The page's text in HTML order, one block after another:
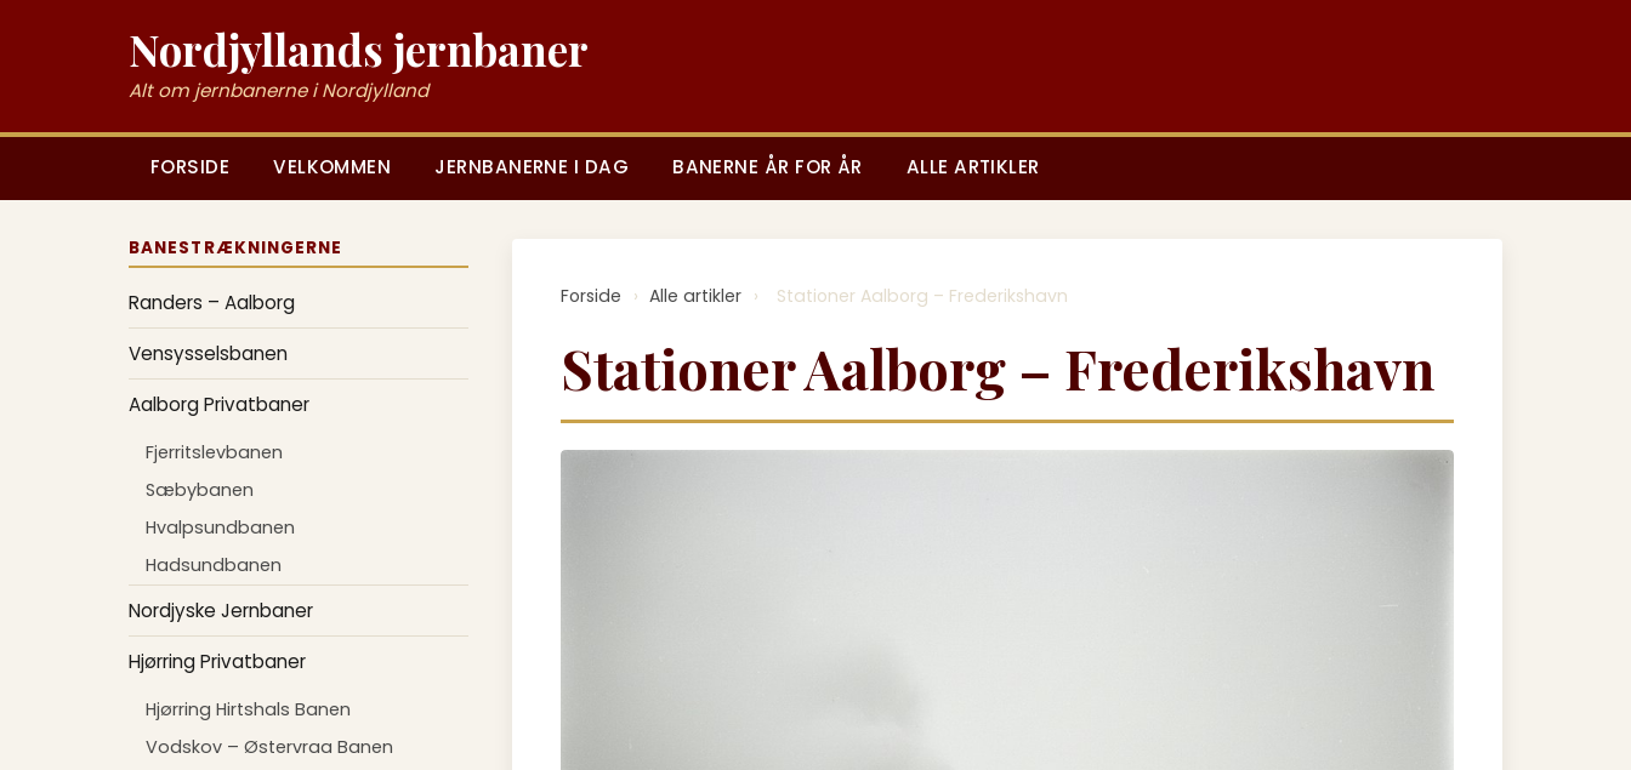
Nordjyllands jernbaner
Alt om jernbanerne i Nordjylland
FORSIDE VELKOMMEN JERNBANERNE I DAG BANERNE ÅR FOR ÅR ALLE ARTIKLER
BANESTRÆKNINGERNE
Randers – Aalborg
Vensysselsbanen
Aalborg Privatbaner
Fjerritslevbanen
Sæbybanen
Hvalpsundbanen
Hadsundbanen
Nordjyske Jernbaner
Hjørring Privatbaner
Hjørring Hirtshals Banen
Vodskov – Østervraa Banen
Forside › Alle artikler › Stationer Aalborg – Frederikshavn
Stationer Aalborg – Frederikshavn